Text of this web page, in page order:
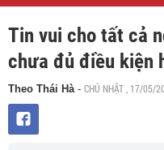
Tin vui cho tất cả
chưa đủ điều kiện
Theo Thái Hà- CHỦ NHẬT , 17/05/